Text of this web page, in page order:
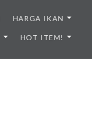
HARGA IKAN
HOT ITEM!